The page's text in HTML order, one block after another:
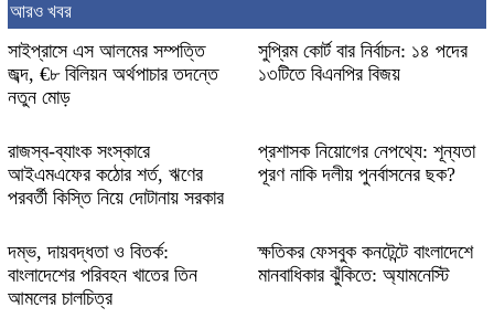
আরও খবর
সাইপ্রাসে এস আলমের সম্পত্তি
জব্দ, €৮ বিলিয়ন অর্থপাচার তদন্তে
নতুন মোড়
সুপ্রিম কোর্ট বার নির্বাচন: ১৪ পদের
১৩টিতে বিএনপির বিজয়
রাজস্ব-ব্যাংক সংস্কারে
আইএমএফের কঠোর শর্ত, ঋণের
পরবর্তী কিস্তি নিয়ে দোটানায় সরকার
প্রশাসক নিয়োগের নেপথ্যে: শূন্যতা
পূরণ নাকি দলীয় পুনর্বাসনের ছক?
দম্ভ, দায়বদ্ধতা ও বিতর্ক:
বাংলাদেশের পরিবহন খাতের তিন
আমলের চালচিত্র
ক্ষতিকর ফেসবুক কনটেন্টে বাংলাদেশে
মানবাধিকার ঝুঁকিতে: অ্যামনেস্টি